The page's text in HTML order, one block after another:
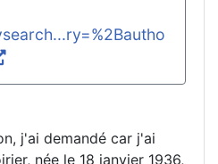
j'ai demandé car j'ai
née le 18 janvier 1936,